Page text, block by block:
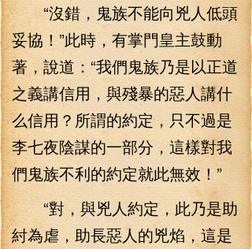
“沒錯，鬼族不能向兇人低頭
妥協！”此時，有掌門皇主鼓動
著，說道：“我們鬼族乃是以正道
之義講信用，與殘暴的惡人講什
么信用？所謂的約定，只不過是
李七夜陰謀的一部分，這樣對我
們鬼族不利的約定就此無效！”
“對，與兇人約定，此乃是助
紂為虐，助長惡人的兇焰，這是